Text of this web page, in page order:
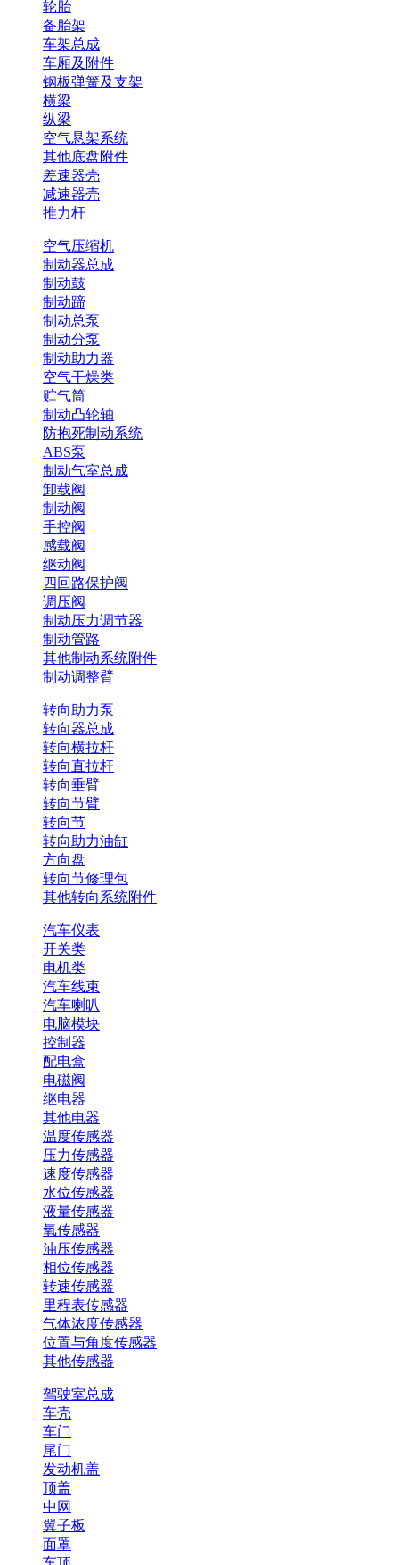
轮胎
备胎架
车架总成
车厢及附件
钢板弹簧及支架
横梁
纵梁
空气悬架系统
其他底盘附件
差速器壳
减速器壳
推力杆
空气压缩机
制动器总成
制动鼓
制动蹄
制动总泵
制动分泵
制动助力器
空气干燥类
贮气筒
制动凸轮轴
防抱死制动系统
ABS泵
制动气室总成
卸载阀
制动阀
手控阀
感载阀
继动阀
四回路保护阀
调压阀
制动压力调节器
制动管路
其他制动系统附件
制动调整臂
转向助力泵
转向器总成
转向横拉杆
转向直拉杆
转向垂臂
转向节臂
转向节
转向助力油缸
方向盘
转向节修理包
其他转向系统附件
汽车仪表
开关类
电机类
汽车线束
汽车喇叭
电脑模块
控制器
配电盒
电磁阀
继电器
其他电器
温度传感器
压力传感器
速度传感器
水位传感器
液量传感器
氧传感器
油压传感器
相位传感器
转速传感器
里程表传感器
气体浓度传感器
位置与角度传感器
其他传感器
驾驶室总成
车壳
车门
尾门
发动机盖
顶盖
中网
翼子板
面罩